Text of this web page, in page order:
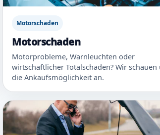
Motorschaden
Motorschaden
Motorprobleme, Warnleuchten oder
wirtschaftlicher Totalschaden? Wir schauen
die Ankaufsmöglichkeit an.